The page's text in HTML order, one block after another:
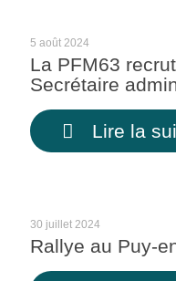
5 août 2024
La PFM63
Secrétaire
Lire la
30 juillet 2024
Rallye au Puy-